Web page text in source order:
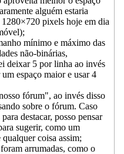
alguém estaria
pixels hoje em dia
mínimo e máximo das
não-binárias,
deixar 5 por linha ao invés
espaço maior e usar 4
fórum", ao invés disso
sobre o fórum. Caso
destacar, posso pensar
sugerir, como um
coisa assim;
arrumadas, como o